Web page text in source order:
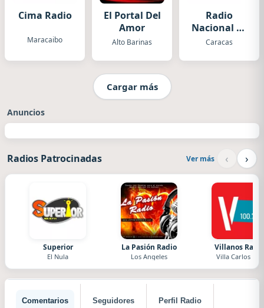
Cima Radio
Maracaibo
El Portal Del
Amor
Alto Barinas
Radio
Nacional de
Venezuela
RNV
Caracas
Cargar más
Anuncios
Radios Patrocinadas Ver más ‹ ›
Superior
El Nula
La Pasión Radio
Los Angeles
Villanos
Villa Carlos Paz
Comentarios Seguidores Perfil Radio